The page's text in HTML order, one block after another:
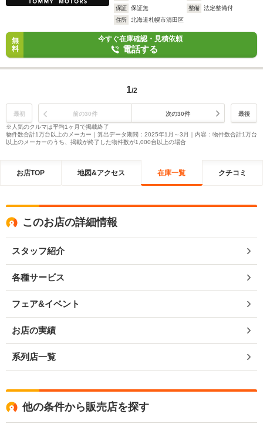
保証
保証無 整備
法定整備付
住所
北海道札幌市清田区
無
料
今すぐ在庫確認・見積依頼
電話する
1/2
最初 前の30件 次の30件
最後
※人気のクルマは平均1ヶ月で掲載終了
物件数合計1万台以上のメーカー｜算出データ期間：2025年1月～3月｜内容：物件数合計1万台
以上のメーカーのうち、掲載が終了した物件数が1,000台以上の場合
お店TOP 地図&アクセス 在庫一覧 クチコミ
このお店の詳細情報
スタッフ紹介
各種サービス
フェア&イベント
お店の実績
系列店一覧
他の条件から販売店を探す